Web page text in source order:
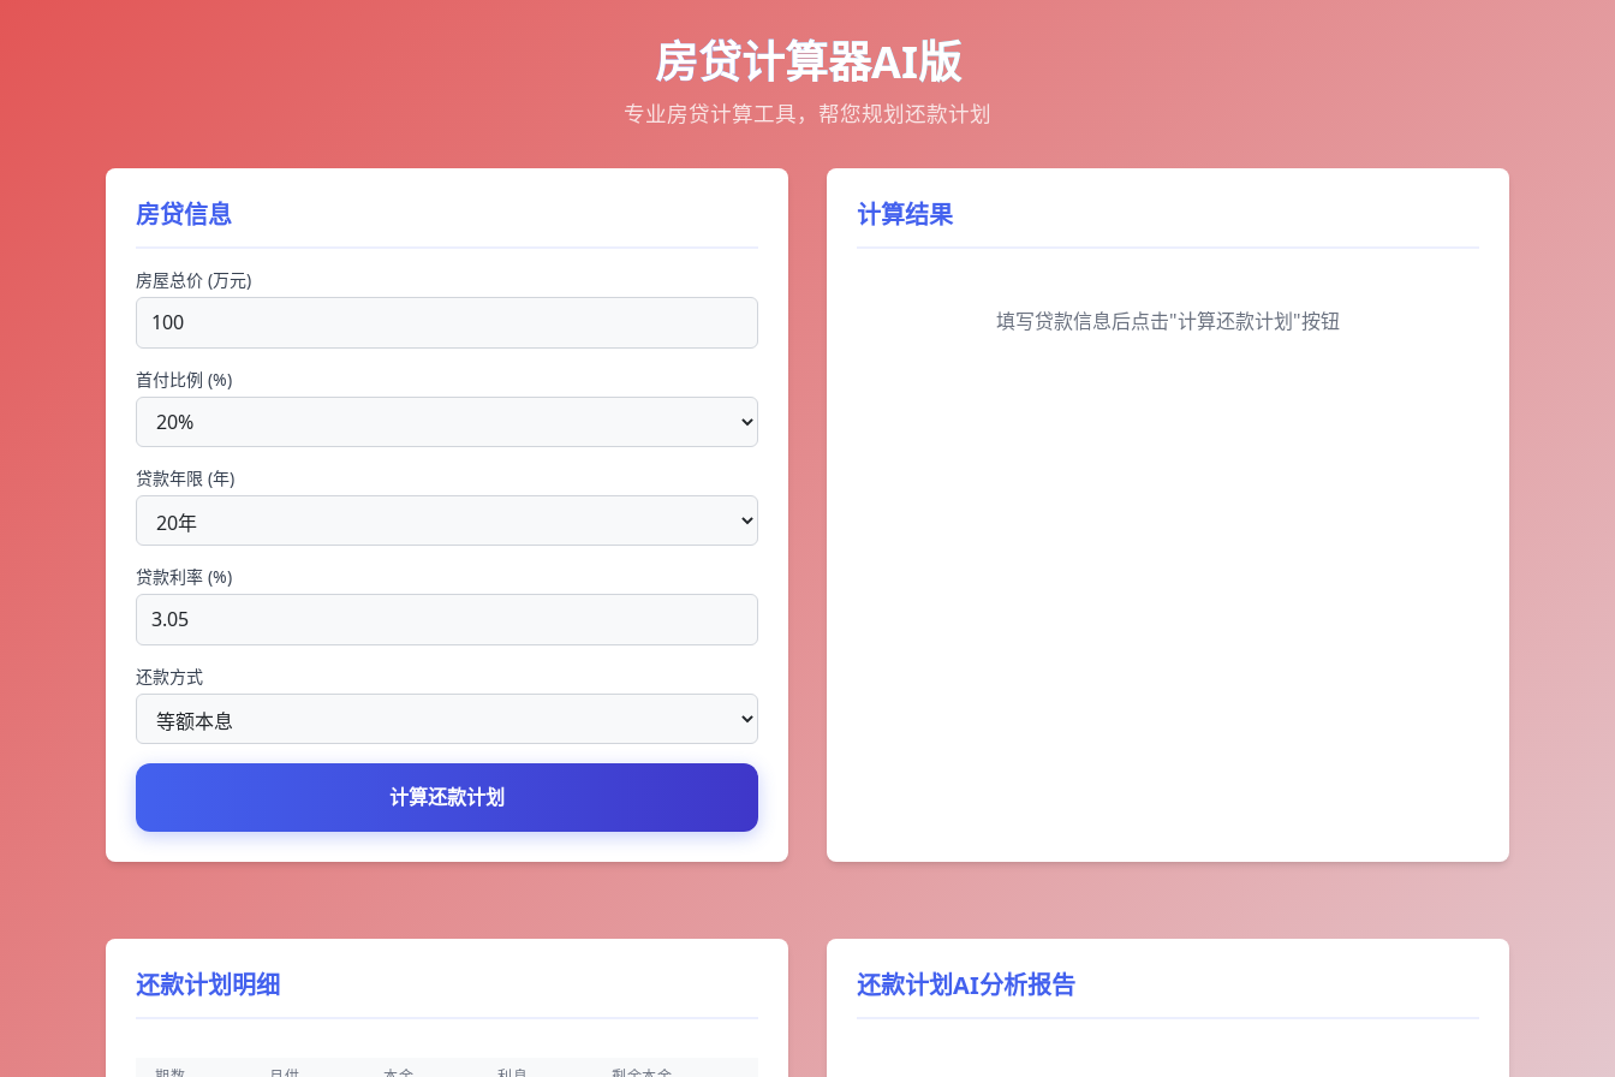
房贷计算器AI版
专业房贷计算工具，帮您规划还款计划
房贷信息
房屋总价 (万元)
首付比例 (%)
贷款年限 (年)
贷款利率 (%)
还款方式
计算还款计划
计算结果
填写贷款信息后点击"计算还款计划"按钮
还款计划明细 还款计划AI分析报告